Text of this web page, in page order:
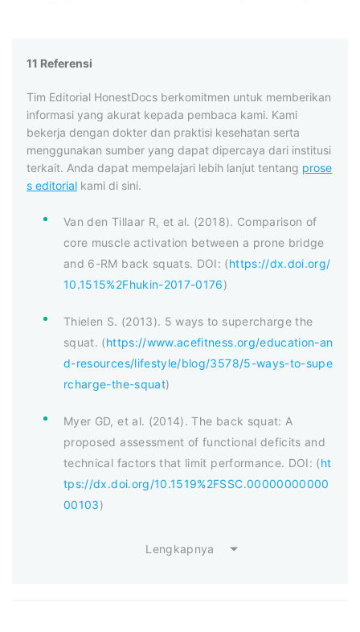
11 Referensi
Tim Editorial HonestDocs berkomitmen untuk memberikan
informasi yang akurat kepada pembaca kami. Kami
bekerja dengan dokter dan praktisi kesehatan serta
menggunakan sumber yang dapat dipercaya dari institusi
terkait. Anda dapat mempelajari lebih lanjut tentang prose
s editorial kami di sini.
Van den Tillaar R, et al. (2018). Comparison of
core muscle activation between a prone bridge
and 6-RM back squats. DOI: (https://dx.doi.org/
10.1515%2Fhukin-2017-0176)
Thielen S. (2013). 5 ways to supercharge the
squat. (https://www.acefitness.org/education-an
d-resources/lifestyle/blog/3578/5-ways-to-supe
rcharge-the-squat)
Myer GD, et al. (2014). The back squat: A
proposed assessment of functional deficits and
technical factors that limit performance. DOI: (ht
tps://dx.doi.org/10.1519%2FSSC.00000000000
00103)
Lengkapnya